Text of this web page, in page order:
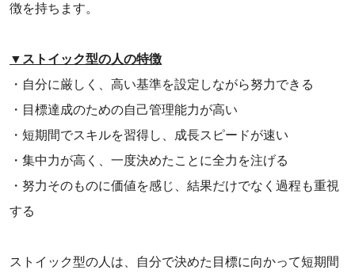
徴を持ちます。
▼ストイック型の人の特徴
・自分に厳しく、高い基準を設定しながら努力できる
・目標達成のための自己管理能力が高い
・短期間でスキルを習得し、成長スピードが速い
・集中力が高く、一度決めたことに全力を注げる
・努力そのものに価値を感じ、結果だけでなく過程も重視
する
ストイック型の人は、自分で決めた目標に向かって短期間